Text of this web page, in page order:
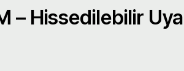
– Hissedilebilir